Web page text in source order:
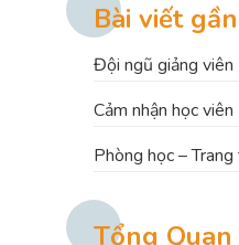
Bài viết
Đội ngũ giảng viên
Cảm nhận học viên
Phòng học –
Tổng